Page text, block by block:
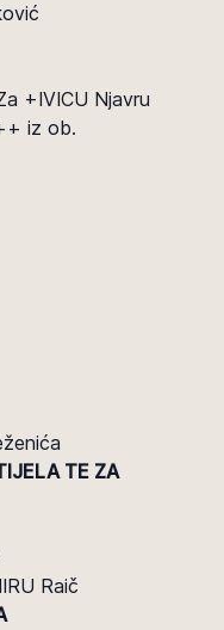
+IVICU Njavru
iz ob.
TE ZA
Raič